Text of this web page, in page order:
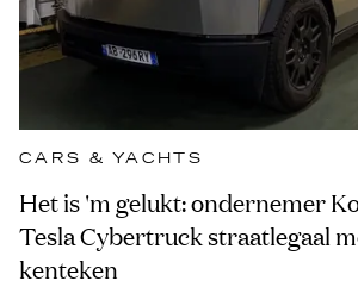
CARS & YACHTS
Het is 'm gelukt: ondernemer
Tesla Cybertruck straatlegaal
kenteken